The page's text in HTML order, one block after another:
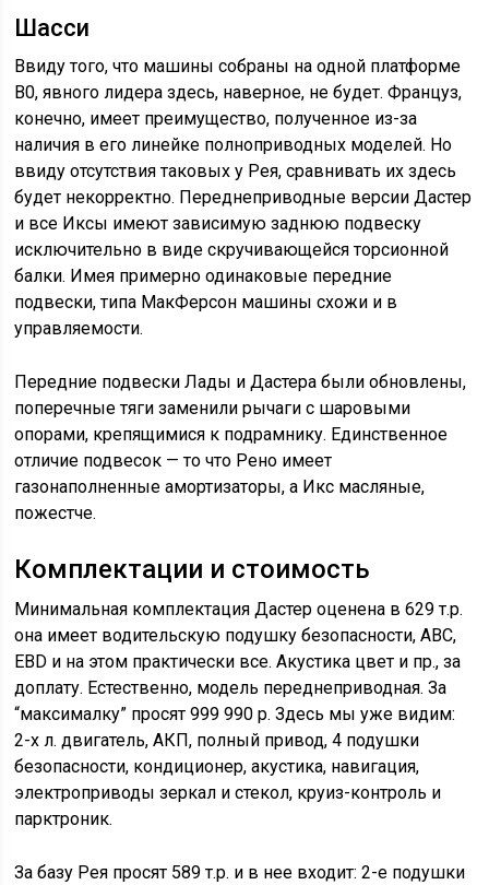
Шасси
Ввиду того, что машины собраны на одной платформе
В0, явного лидера здесь, наверное, не будет. Француз,
конечно, имеет преимущество, полученное из-за
наличия в его линейке полноприводных моделей. Но
ввиду отсутствия таковых у Рея, сравнивать их здесь
будет некорректно. Переднеприводные версии Дастер
и все Иксы имеют зависимую заднюю подвеску
исключительно в виде скручивающейся торсионной
балки. Имея примерно одинаковые передние
подвески, типа МакФерсон машины схожи и в
управляемости.
Передние подвески Лады и Дастера были обновлены,
поперечные тяги заменили рычаги с шаровыми
опорами, крепящимися к подрамнику. Единственное
отличие подвесок — то что Рено имеет
газонаполненные амортизаторы, а Икс масляные,
пожестче.
Комплектации и стоимость
Минимальная комплектация Дастер оценена в 629 т.р.
она имеет водительскую подушку безопасности, АВС,
EBD и на этом практически все. Акустика цвет и пр., за
доплату. Естественно, модель переднеприводная. За
“максималку” просят 999 990 р. Здесь мы уже видим:
2-х л. двигатель, АКП, полный привод, 4 подушки
безопасности, кондиционер, акустика, навигация,
электроприводы зеркал и стекол, круиз-контроль и
парктроник.
За базу Рея просят 589 т.р. и в нее входит: 2-е подушки